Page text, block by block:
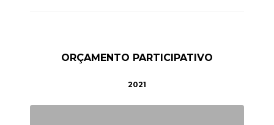
ORÇAMENTO PARTICIPATIVO
2021